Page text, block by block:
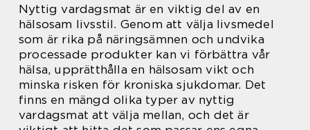
Nyttig vardagsmat är en viktig del av en
hälsosam livsstil. Genom att välja livsmedel
som är rika på näringsämnen och undvika
processade produkter kan vi förbättra vår
hälsa, upprätthålla en hälsosam vikt och
minska risken för kroniska sjukdomar. Det
finns en mängd olika typer av nyttig
vardagsmat att välja mellan, och det är